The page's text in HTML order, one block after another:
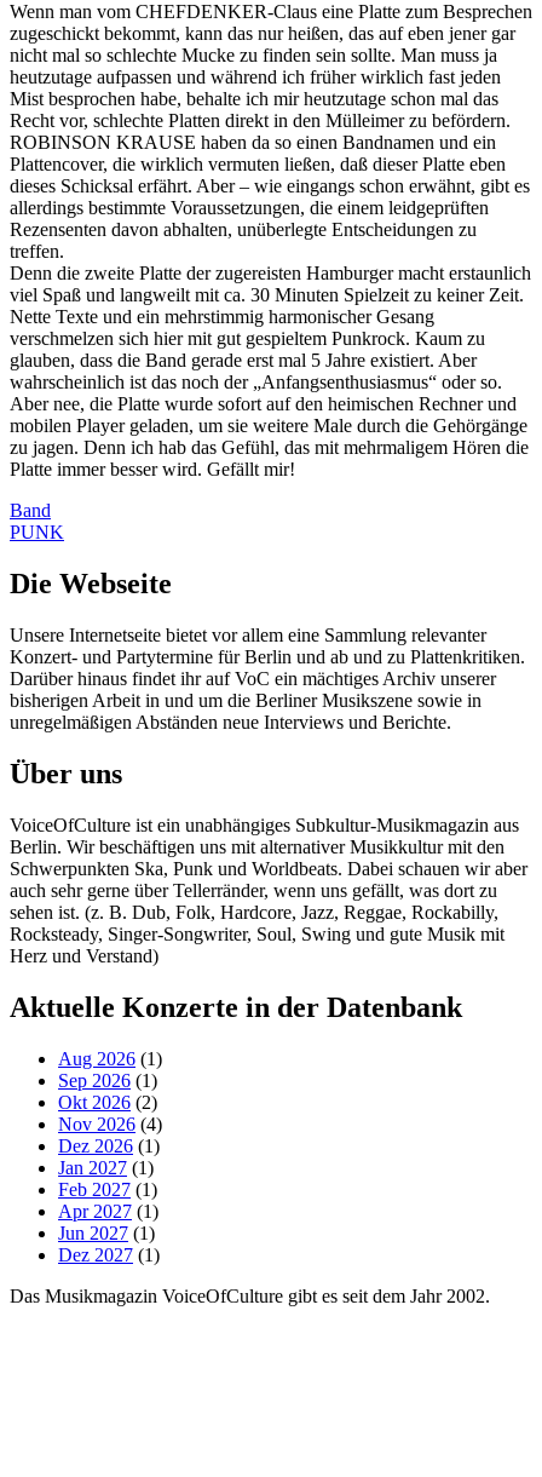
Wenn man vom CHEFDENKER-Claus eine Platte zum Besprechen
zugeschickt bekommt, kann das nur heißen, das auf eben jener gar
nicht mal so schlechte Mucke zu finden sein sollte. Man muss ja
heutzutage aufpassen und während ich früher wirklich fast jeden
Mist besprochen habe, behalte ich mir heutzutage schon mal das
Recht vor, schlechte Platten direkt in den Mülleimer zu befördern.
ROBINSON KRAUSE haben da so einen Bandnamen und ein
Plattencover, die wirklich vermuten ließen, daß dieser Platte eben
dieses Schicksal erfährt. Aber – wie eingangs schon erwähnt, gibt es
allerdings bestimmte Voraussetzungen, die einem leidgeprüften
Rezensenten davon abhalten, unüberlegte Entscheidungen zu
treffen.
Denn die zweite Platte der zugereisten Hamburger macht erstaunlich
viel Spaß und langweilt mit ca. 30 Minuten Spielzeit zu keiner Zeit.
Nette Texte und ein mehrstimmig harmonischer Gesang
verschmelzen sich hier mit gut gespieltem Punkrock. Kaum zu
glauben, dass die Band gerade erst mal 5 Jahre existiert. Aber
wahrscheinlich ist das noch der „Anfangsenthusiasmus“ oder so.
Aber nee, die Platte wurde sofort auf den heimischen Rechner und
mobilen Player geladen, um sie weitere Male durch die Gehörgänge
zu jagen. Denn ich hab das Gefühl, das mit mehrmaligem Hören die
Platte immer besser wird. Gefällt mir!
Band
PUNK
Die Webseite
Unsere Internetseite bietet vor allem eine Sammlung relevanter
Konzert- und Partytermine für Berlin und ab und zu Plattenkritiken.
Darüber hinaus findet ihr auf VoC ein mächtiges Archiv unserer
bisherigen Arbeit in und um die Berliner Musikszene sowie in
unregelmäßigen Abständen neue Interviews und Berichte.
Über uns
VoiceOfCulture ist ein unabhängiges Subkultur-Musikmagazin aus
Berlin. Wir beschäftigen uns mit alternativer Musikkultur mit den
Schwerpunkten Ska, Punk und Worldbeats. Dabei schauen wir aber
auch sehr gerne über Tellerränder, wenn uns gefällt, was dort zu
sehen ist. (z. B. Dub, Folk, Hardcore, Jazz, Reggae, Rockabilly,
Rocksteady, Singer-Songwriter, Soul, Swing und gute Musik mit
Herz und Verstand)
Aktuelle Konzerte in der Datenbank
Aug 2026 (1)
Sep 2026 (1)
Okt 2026 (2)
Nov 2026 (4)
Dez 2026 (1)
Jan 2027 (1)
Feb 2027 (1)
Apr 2027 (1)
Jun 2027 (1)
Dez 2027 (1)
Das Musikmagazin VoiceOfCulture gibt es seit dem Jahr 2002.